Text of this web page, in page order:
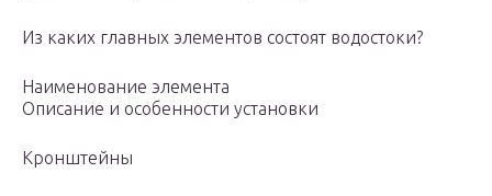
Из каких главных элементов состоят водостоки?
Наименование элемента
Описание и особенности установки
Кронштейны